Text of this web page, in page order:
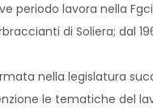
periodo lavora nella
di Soliera; dal
nella legislatura
le tematiche del